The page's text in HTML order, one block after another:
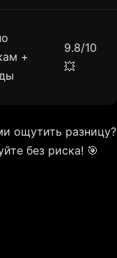
+
9.8/10
💥
ощутить разницу?
без риска! 🎯